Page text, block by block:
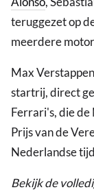
teruggezet op
meerdere
Max
startrij, direct
Ferrari's, die de
Prijs van de
Nederlandse
Bekijk de